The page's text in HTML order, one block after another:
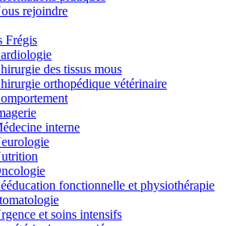
rejoindre
Frégis
des tissus mous
orthopédique vétérinaire
interne
fonctionnelle et physiothérapie
et soins intensifs